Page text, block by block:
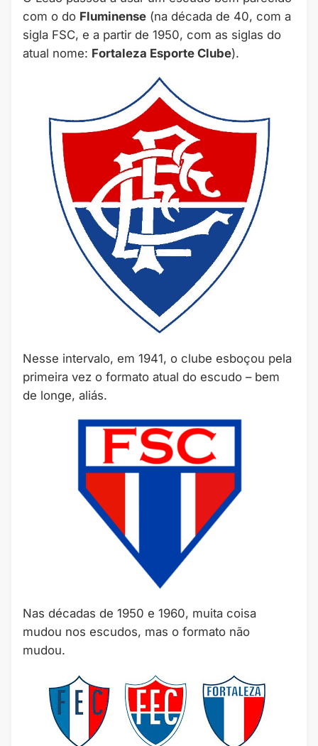
com o do Fluminense (na década de 40, com a
sigla FSC, e a partir de 1950, com as siglas do
atual nome: Fortaleza Esporte Clube).
Nesse intervalo, em 1941, o clube esboçou pela
primeira vez o formato atual do escudo – bem
de longe, aliás.
Nas décadas de 1950 e 1960, muita coisa
mudou nos escudos, mas o formato não
mudou.